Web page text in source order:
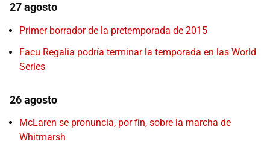
27 agosto
Primer borrador de la pretemporada de 2015
Facu Regalia podría terminar la temporada en las World
Series
26 agosto
McLaren se pronuncia, por fin, sobre la marcha de
Whitmarsh